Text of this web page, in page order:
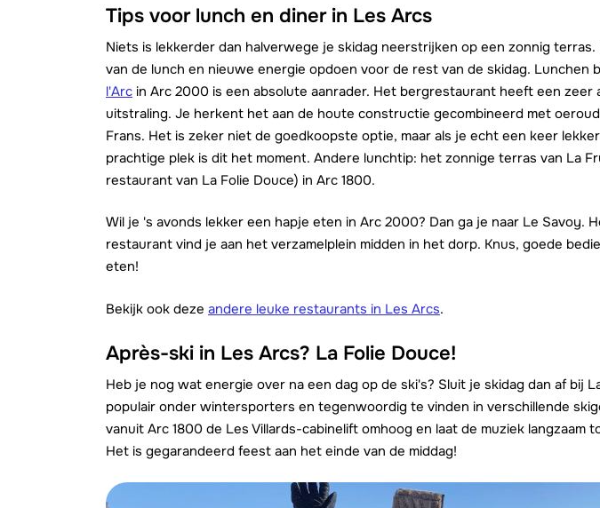
Tips voor lunch en diner in Les Arcs
Niets is lekkerder dan halverwege je skidag neerstrijken op een zonnig
van de lunch en nieuwe energie opdoen voor de rest van de skidag. Lunchen
l'Arc in Arc 2000 is een absolute aanrader. Het bergrestaurant heeft een zeer
uitstraling. Je herkent het aan de houte constructie gecombineerd met
Frans. Het is zeker niet de goedkoopste optie, maar als je echt een keer
prachtige plek is dit het moment. Andere lunchtip: het zonnige terras van La
restaurant van La Folie Douce) in Arc 1800.
Wil je 's avonds lekker een hapje eten in Arc 2000? Dan ga je naar Le Savoy.
restaurant vind je aan het verzamelplein midden in het dorp. Knus, goede
eten!
Bekijk ook deze andere leuke restaurants in Les Arcs.
Après-ski in Les Arcs? La Folie Douce!
Heb je nog wat energie over na een dag op de ski's? Sluit je skidag dan af bij
populair onder wintersporters en tegenwoordig te vinden in verschillende
vanuit Arc 1800 de Les Villards-cabinelift omhoog en laat de muziek langzaam
Het is gegarandeerd feest aan het einde van de middag!